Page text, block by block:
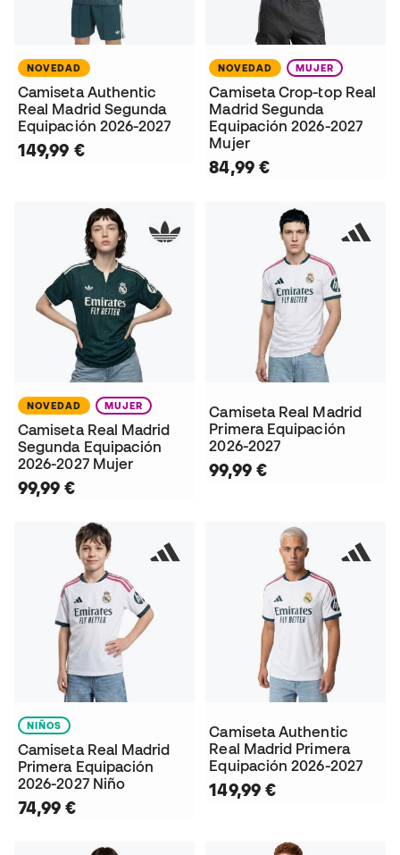
NOVEDAD
Camiseta Authentic
Real Madrid Segunda
Equipación 2026-2027
149,99 €
NOVEDAD MUJER
Camiseta Crop-top Real
Madrid Segunda
Equipación 2026-2027
Mujer
84,99 €
NOVEDAD MUJER
Camiseta Real Madrid
Segunda Equipación
2026-2027 Mujer
99,99 €
Camiseta Real Madrid
Primera Equipación
2026-2027
99,99 €
NIÑOS
Camiseta Real Madrid
Primera Equipación
2026-2027 Niño
74,99 €
Camiseta Authentic
Real Madrid Primera
Equipación 2026-2027
149,99 €